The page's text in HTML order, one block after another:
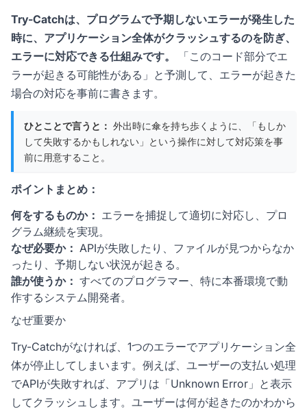
Try-Catchは、プログラムで予期しないエラーが発生した
時に、アプリケーション全体がクラッシュするのを防ぎ、
エラーに対応できる仕組みです。
「このコード部分でエ
ラーが起きる可能性がある」と予測して、エラーが起きた
場合の対応を事前に書きます。
ひとことで言うと： 外出時に傘を持ち歩くように、「もしか
して失敗するかもしれない」という操作に対して対応策を事
前に用意すること。
ポイントまとめ：
何をするものか： エラーを捕捉して適切に対応し、プロ
グラム継続を実現。
なぜ必要か： APIが失敗したり、ファイルが見つからなか
ったり、予期しない状況が起きる。
誰が使うか： すべてのプログラマー、特に本番環境で動
作するシステム開発者。
なぜ重要か
Try-Catchがなければ、1つのエラーでアプリケーション全
体が停止してしまいます。例えば、ユーザーの支払い処理
でAPIが失敗すれば、アプリは「Unknown Error」と表示
してクラッシュします。ユーザーは何が起きたのかわから